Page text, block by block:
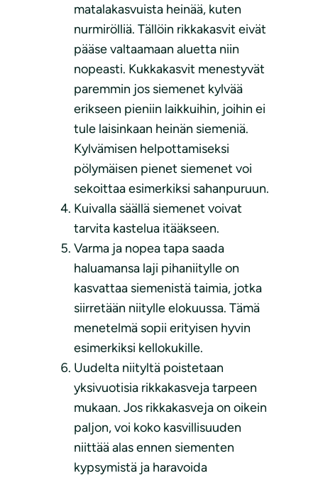
matalakasvuista heinää, kuten
nurmirölliä. Tällöin rikkakasvit eivät
pääse valtaamaan aluetta niin
nopeasti. Kukkakasvit menestyvät
paremmin jos siemenet kylvää
erikseen pieniin laikkuihin, joihin ei
tule laisinkaan heinän siemeniä.
Kylvämisen helpottamiseksi
pölymäisen pienet siemenet voi
sekoittaa esimerkiksi sahanpuruun.
Kuivalla säällä siemenet voivat
tarvita kastelua itääkseen.
Varma ja nopea tapa saada
haluamansa laji pihaniitylle on
kasvattaa siemenistä taimia, jotka
siirretään niitylle elokuussa. Tämä
menetelmä sopii erityisen hyvin
esimerkiksi kellokukille.
Uudelta niityltä poistetaan
yksivuotisia rikkakasveja tarpeen
mukaan. Jos rikkakasveja on oikein
paljon, voi koko kasvillisuuden
niittää alas ennen siementen
kypsymistä ja haravoida